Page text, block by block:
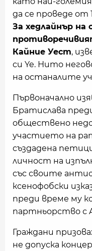
да се проведе от
За хедлайнър
Кайние Уест,
си Ye. Нито
на останалите
Първоначално
Братислава
обществено
участието на
създадена
личност на
със своите
ксенофобски
преди време му
партньорство с
Граждани
не допуска